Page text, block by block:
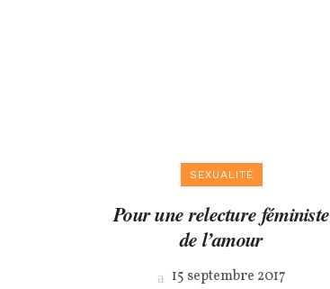
SEXUALITÉ
Pour une relecture féministe
de l’amour
15 septembre 2017